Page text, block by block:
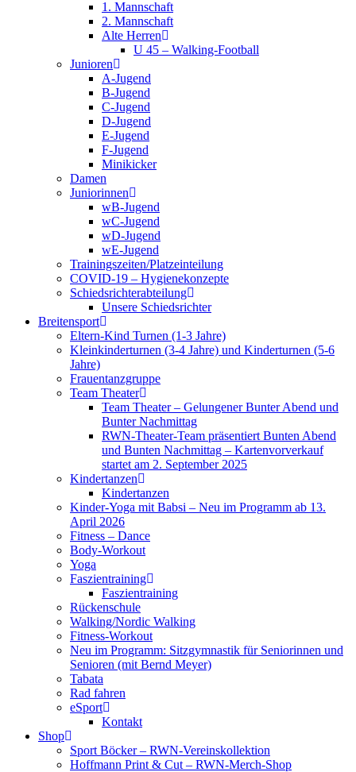
1. Mannschaft
2. Mannschaft
Alte Herren
U 45 – Walking-Football
Junioren
A-Jugend
B-Jugend
C-Jugend
D-Jugend
E-Jugend
F-Jugend
Minikicker
Damen
Juniorinnen
wB-Jugend
wC-Jugend
wD-Jugend
wE-Jugend
Trainingszeiten/Platzeinteilung
COVID-19 – Hygienekonzepte
Schiedsrichterabteilung
Unsere Schiedsrichter
Breitensport
Eltern-Kind Turnen (1-3 Jahre)
Kleinkinderturnen (3-4 Jahre) und Kinderturnen (5-6
Jahre)
Frauentanzgruppe
Team Theater
Team Theater – Gelungener Bunter Abend und
Bunter Nachmittag
RWN-Theater-Team präsentiert Bunten Abend
und Bunten Nachmittag – Kartenvorverkauf
startet am 2. September 2025
Kindertanzen
Kindertanzen
Kinder-Yoga mit Babsi – Neu im Programm ab 13.
April 2026
Fitness – Dance
Body-Workout
Yoga
Faszientraining
Faszientraining
Rückenschule
Walking/Nordic Walking
Fitness-Workout
Neu im Programm: Sitzgymnastik für Seniorinnen und
Senioren (mit Bernd Meyer)
Tabata
Rad fahren
eSport
Kontakt
Shop
Sport Böcker – RWN-Vereinskollektion
Hoffmann Print & Cut – RWN-Merch-Shop